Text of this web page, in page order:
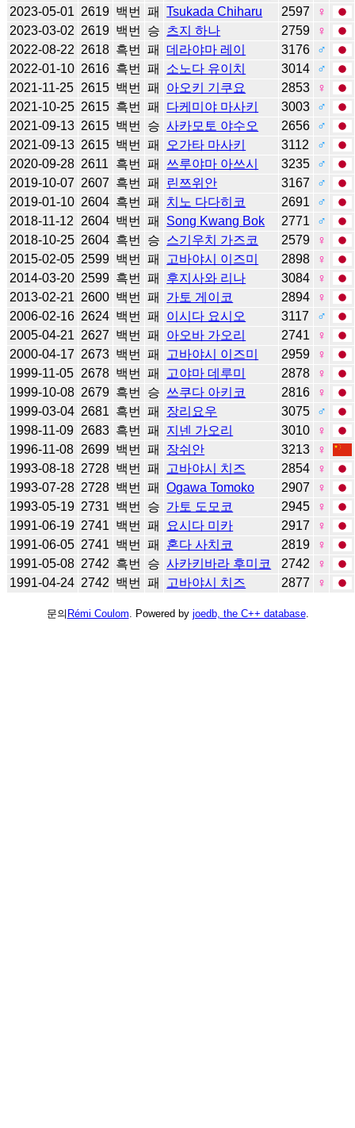
2023-05-01 2619 백번 패 Tsukada Chiharu 2597
♀
2023-03-02 2619 백번 승 츠지 하나 2759
♀
2022-08-22 2618 흑번 패 데라야마 레이 3176
♂
2022-01-10 2616 흑번 패 소노다 유이치 3014
♂
2021-11-25 2615 백번 패 아오키 기쿠요 2853
♀
2021-10-25 2615 흑번 패 다케미야 마사키 3003
♂
2021-09-13 2615 백번 승 사카모토 야수오 2656
♂
2021-09-13 2615 백번 패 오가타 마사키 3112
♂
2020-09-28 2611 흑번 패 쓰루야마 아쓰시 3235
♂
2019-10-07 2607 흑번 패 린쯔위안 3167
♂
2019-01-10 2604 흑번 패 치노 다다히코 2691
♂
2018-11-12
2604 백번 패 Song Kwang Bok 2771
♂
2018-10-25 2604 흑번 승 스기우치 가즈코 2579
♀
2015-02-05 2599 백번 패 고바야시 이즈미 2898
♀
2014-03-20 2599 흑번 패 후지사와 리나 3084
♀
2013-02-21 2600 백번 패 가토 게이코 2894
♀
2006-02-16 2624 백번 패 이시다 요시오 3117
♂
2005-04-21 2627 백번 패 아오바 가오리 2741
♀
2000-04-17 2673 백번 패 고바야시 이즈미 2959
♀
1999-11-05 2678 백번 패 고야마 데루미 2878
♀
1999-10-08 2679 흑번 승 쓰쿠다 아키코 2816
♀
1999-03-04 2681 흑번 패 장리요우 3075
♂
1998-11-09 2683 흑번 패 지넨 가오리 3010
♀
1996-11-08 2699 백번 패 장쉬안 3213
♀
1993-08-18 2728 백번 패 고바야시 치즈 2854
♀
1993-07-28 2728 백번 패 Ogawa Tomoko 2907
♀
1993-05-19 2731 백번 승 가토 도모코 2945
♀
1991-06-19 2741 백번 패 요시다 미카 2917
♀
1991-06-05 2741 백번 패 혼다 사치코 2819
♀
1991-05-08 2742 흑번 승 사카키바라 후미코 2742
♀
1991-04-24 2742 백번 패 고바야시 치즈 2877 ♀
문의 Rémi Coulom . Powered by joedb, the C++ database.